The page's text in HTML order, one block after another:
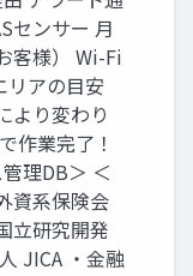
センサー 月
客様） Wi-Fi
リアの目安
より変わり
作業完了！
理DB＞ ＜
資系保険会
立研究開発
JICA ・金融